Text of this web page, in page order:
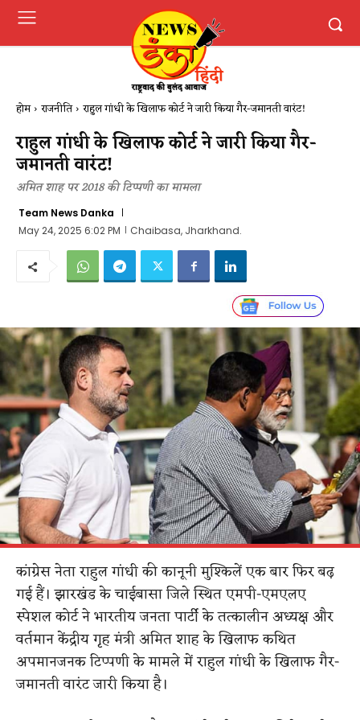
होम राजनीति राहुल गांधी के खिलाफ कोर्ट ने जारी किया गैर-जमानती वारंट!
राहुल गांधी के खिलाफ कोर्ट ने जारी किया गैर-
जमानती वारंट!
अमित शाह पर 2018 की टिप्पणी का मामला
Team News Danka
May 24, 2025 6:02 PM
Chaibasa, Jharkhand.
कांग्रेस नेता राहुल गांधी की कानूनी मुश्किलें एक बार फिर बढ़
गई हैं। झारखंड के चाईबासा जिले स्थित एमपी-एमएलए
स्पेशल कोर्ट ने भारतीय जनता पार्टी के तत्कालीन अध्यक्ष और
वर्तमान केंद्रीय गृह मंत्री अमित शाह के खिलाफ कथित
अपमानजनक टिप्पणी के मामले में राहुल गांधी के खिलाफ गैर-
जमानती वारंट जारी किया है।